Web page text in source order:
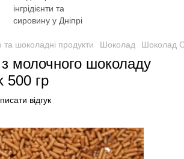
шоколадні продукти Шоколад Шоколад
молочного шоколаду
500 гр
відгук